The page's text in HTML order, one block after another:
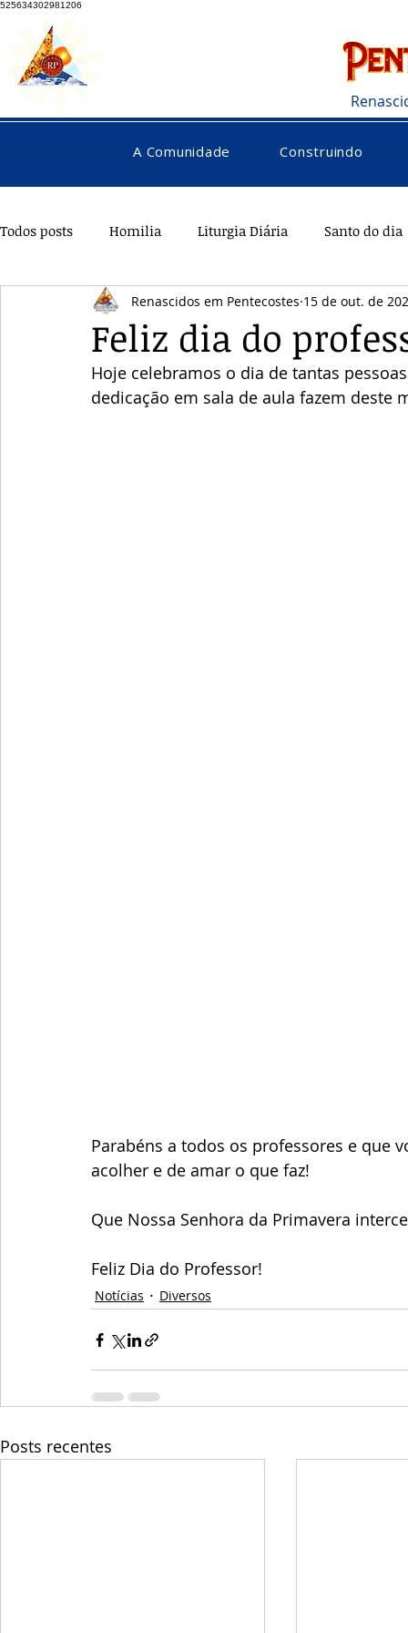
525634302981206
A Comunidade Construindo
Todos posts Homilia Liturgia Diária Santo do dia
Pentecostes Galeria Orações Saúde
Feliz dia do
Renascidos em Pentecostes 15 de out. de
Hoje celebramos o dia de tantas
dedicação em sala de aula fazem
Parabéns a todos os professores e que
acolher e de amar o que faz!
Que Nossa Senhora da Primavera
Feliz Dia do Professor!
Notícias Diversos
Posts recentes